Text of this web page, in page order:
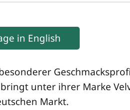
in English
unter ihrer Mar­ke
Markt.